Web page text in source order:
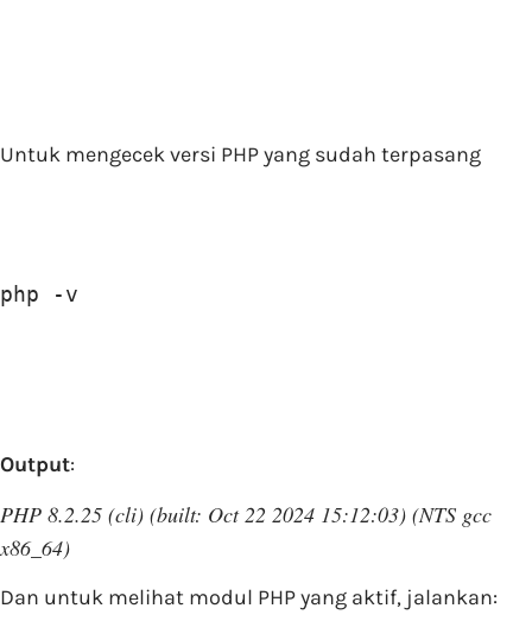
Untuk mengecek versi PHP yang sudah terpasang
php -v
Output:
PHP 8.2.25 (cli) (built: Oct 22 2024 15:12:03) (NTS gcc
x86_64)
Dan untuk melihat modul PHP yang aktif, jalankan: